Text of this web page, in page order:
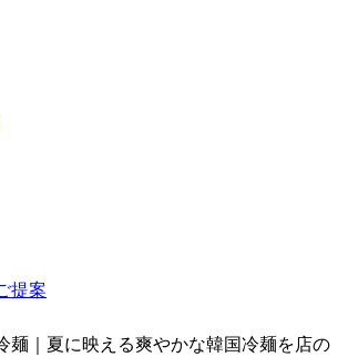
提案
麺｜夏に映える爽やかな韓国冷麺を店の